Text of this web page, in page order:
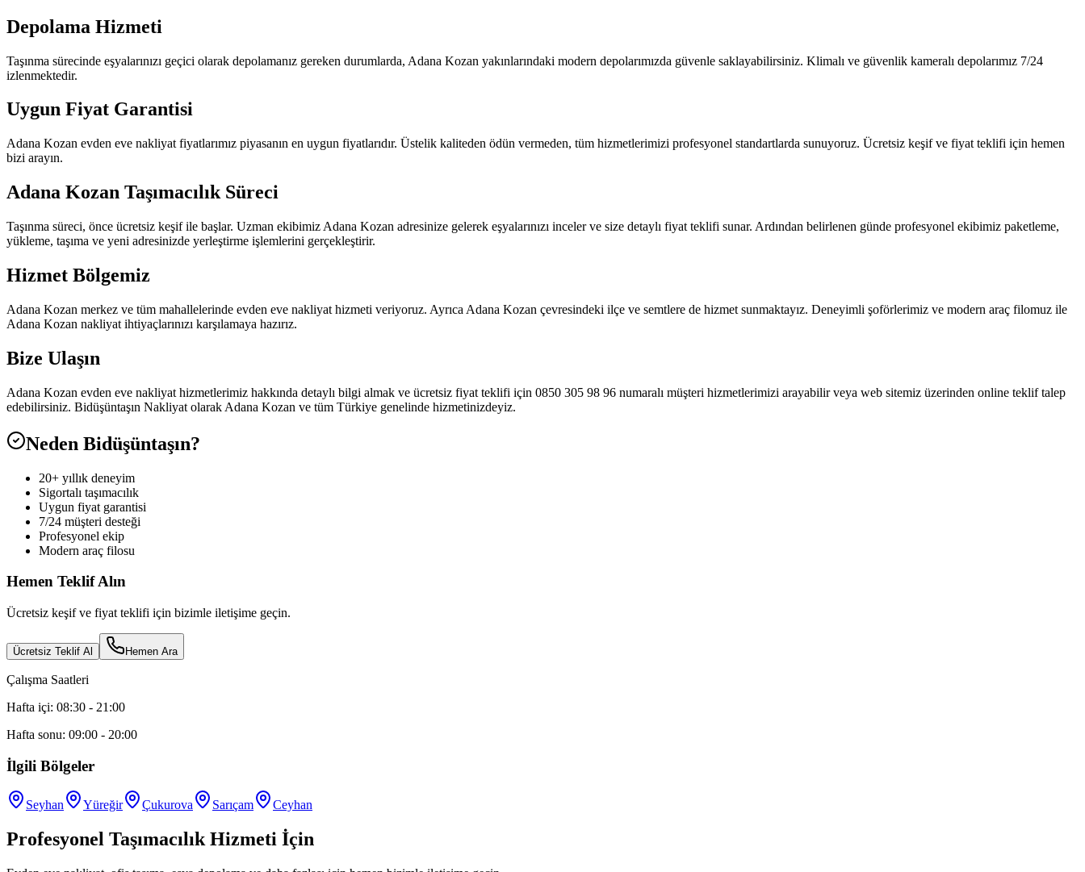
Depolama Hizmeti
Taşınma sürecinde eşyalarınızı geçici olarak depolamanız gereken durumlarda, Adana Kozan yakınlarındaki modern depolarımızda güvenle saklayabilirsiniz. Klimalı ve güvenlik kameralı depolarımız 7/24
izlenmektedir.
Uygun Fiyat Garantisi
Adana Kozan evden eve nakliyat fiyatlarımız piyasanın en uygun fiyatlarıdır. Üstelik kaliteden ödün vermeden, tüm hizmetlerimizi profesyonel standartlarda sunuyoruz. Ücretsiz keşif ve fiyat teklifi için hemen
bizi arayın.
Adana Kozan Taşımacılık Süreci
Taşınma süreci, önce ücretsiz keşif ile başlar. Uzman ekibimiz Adana Kozan adresinize gelerek eşyalarınızı inceler ve size detaylı fiyat teklifi sunar. Ardından belirlenen günde profesyonel ekibimiz paketleme,
yükleme, taşıma ve yeni adresinizde yerleştirme işlemlerini gerçekleştirir.
Hizmet Bölgemiz
Adana Kozan merkez ve tüm mahallelerinde evden eve nakliyat hizmeti veriyoruz. Ayrıca Adana Kozan çevresindeki ilçe ve semtlere de hizmet sunmaktayız. Deneyimli şoförlerimiz ve modern araç filomuz ile
Adana Kozan nakliyat ihtiyaçlarınızı karşılamaya hazırız.
Bize Ulaşın
Adana Kozan evden eve nakliyat hizmetlerimiz hakkında detaylı bilgi almak ve ücretsiz fiyat teklifi için 0850 305 98 96 numaralı müşteri hizmetlerimizi arayabilir veya web sitemiz üzerinden online teklif talep
edebilirsiniz. Bidüşüntaşın Nakliyat olarak Adana Kozan ve tüm Türkiye genelinde hizmetinizdeyiz.
Neden Bidüşüntaşın?
20+ yıllık deneyim
Sigortalı taşımacılık
Uygun fiyat garantisi
7/24 müşteri desteği
Profesyonel ekip
Modern araç filosu
Hemen Teklif Alın
Ücretsiz keşif ve fiyat teklifi için bizimle iletişime geçin.
Ücretsiz Teklif Al Hemen Ara
Çalışma Saatleri
Hafta içi: 08:30 - 21:00
Hafta sonu: 09:00 - 20:00
İlgili Bölgeler
Seyhan Yüreğir Çukurova Sarıçam Ceyhan
Profesyonel Taşımacılık Hizmeti İçin